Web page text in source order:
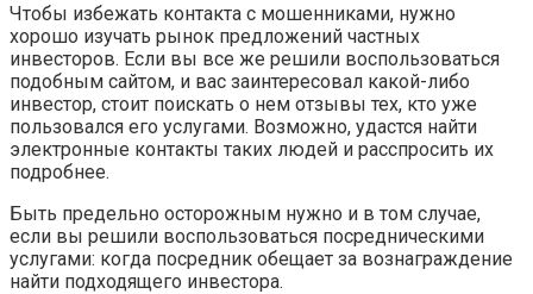
Чтобы избежать контакта с мошенниками, нужно
хорошо изучать рынок предложений частных
инвесторов. Если вы все же решили воспользоваться
подобным сайтом, и вас заинтересовал какой-либо
инвестор, стоит поискать о нем отзывы тех, кто уже
пользовался его услугами. Возможно, удастся найти
электронные контакты таких людей и расспросить их
подробнее.
Быть предельно осторожным нужно и в том случае,
если вы решили воспользоваться посредническими
услугами: когда посредник обещает за вознаграждение
найти подходящего инвестора.